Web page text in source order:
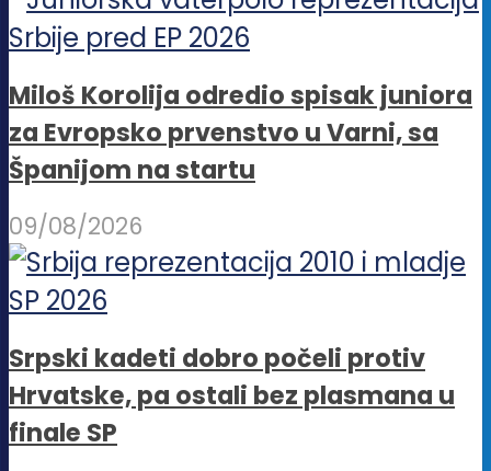
Miloš Korolija odredio spisak juniora
za Evropsko prvenstvo u Varni, sa
Španijom na startu
09/08/2026
Srpski kadeti dobro počeli protiv
Hrvatske, pa ostali bez plasmana u
finale SP